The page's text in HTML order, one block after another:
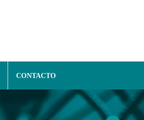
CONTACTO